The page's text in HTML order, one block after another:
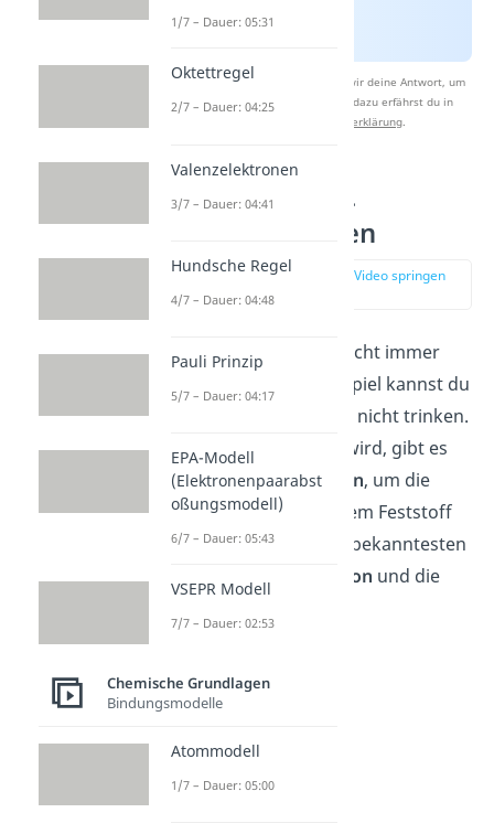
Nach Beantwortung speichern wir deine Antwort, um
Studyflix zu verbessern. Mehr dazu erfährst du in
Datenschutzerklärung
Suspension —
Trennverfahren
zur Stelle im Video springen
Suspensionen sind nicht immer
von Vorteil. Zum Beispiel kannst du
schlammiges Wasser nicht trinken.
Damit es genießbar wird, gibt es
einigeTrennverfahren, um die
flüssige Phase von dem Feststoff
zu trennen. Die zwei bekanntesten
Sedimentation und die
1/7 – Dauer: 05:31
Oktettregel
2/7 – Dauer: 04:25
Valenzelektronen
3/7 – Dauer: 04:41
Hundsche Regel
4/7 – Dauer: 04:48
Pauli Prinzip
5/7 – Dauer: 04:17
EPA-Modell
(Elektronenpaarabst
oßungsmodell)
6/7 – Dauer: 05:43
VSEPR Modell
7/7 – Dauer: 02:53
Chemische Grundlagen
Bindungsmodelle
Atommodell
1/7 – Dauer: 05:00